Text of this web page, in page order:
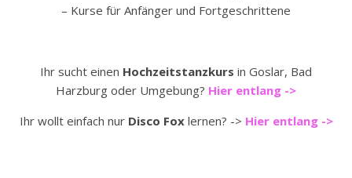
– Kurse für Anfänger und Fortgeschrittene
Ihr sucht einen Hochzeitstanzkurs in Goslar, Bad
Harzburg oder Umgebung? Hier entlang ->
Ihr wollt einfach nur Disco Foxlernen? -> Hier entlang ->